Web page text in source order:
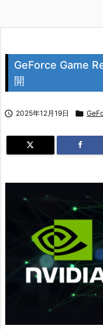
GeForce Game
開
 2025年12月19日 